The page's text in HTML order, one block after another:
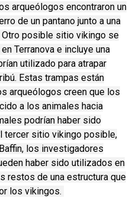
arqueólogos encontraron un
de un pantano junto a una
Otro posible sitio vikingo se
Terranova e incluye una
utilizado para atrapar
Estas trampas están
arqueólogos creen que los
a los animales hacia
podrían haber sido
tercer sitio vikingo posible,
los investigadores
haber sido utilizados en
restos de una estructura que
los vikingos.